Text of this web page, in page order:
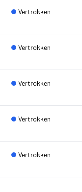
Vertrokken
Vertrokken
Vertrokken
Vertrokken
Vertrokken